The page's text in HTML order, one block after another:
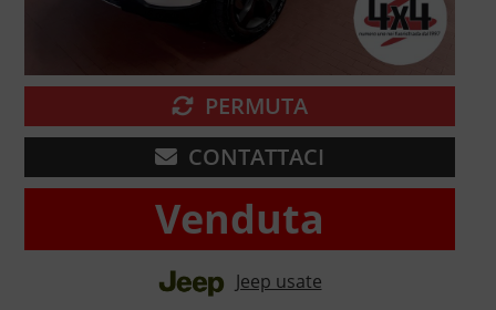
PERMUTA
CONTATTACI
Venduta
Jeep usate